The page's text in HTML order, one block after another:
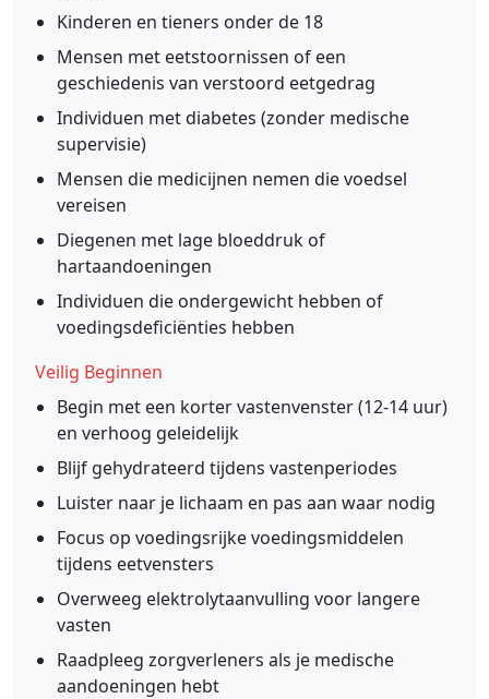
Kinderen en tieners onder de 18
Mensen met eetstoornissen of een
geschiedenis van verstoord eetgedrag
Individuen met diabetes (zonder medische
supervisie)
Mensen die medicijnen nemen die voedsel
vereisen
Diegenen met lage bloeddruk of
hartaandoeningen
Individuen die ondergewicht hebben of
voedingsdeficiënties hebben
Veilig Beginnen
Begin met een korter vastenvenster (12-14 uur)
en verhoog geleidelijk
Blijf gehydrateerd tijdens vastenperiodes
Luister naar je lichaam en pas aan waar nodig
Focus op voedingsrijke voedingsmiddelen
tijdens eetvensters
Overweeg elektrolytaanvulling voor langere
vasten
Raadpleeg zorgverleners als je medische
aandoeningen hebt